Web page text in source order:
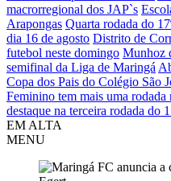
macrorregional dos JAP`s
Arapongas Quarta rodada do
dia 16 de agosto Distrito de
futebol neste domingo Munhoz
semifinal da Liga de Maringá
Copa dos Pais do Colégio São
Feminino tem mais uma rodada
destaque na terceira rodada do
EM ALTA
MENU